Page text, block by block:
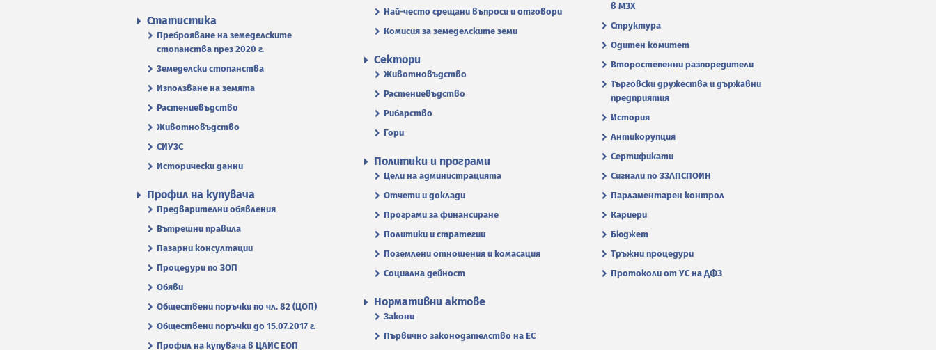
Най-често срещани въпроси и отговори
Комисия за земеделските земи
в МЗХ
Структура
Одитен комитет
Второстепенни разпоредители
Търговски дружества и държавни
предприятия
История
Антикорупция
Сертификати
Сигнали по ЗЗЛПСПОИН
Парламентарен контрол
Кариери
Бюджет
Тръжни процедури
Протоколи от УС на ДФЗ
Статистика
Преброяване на земеделските
стопанства през 2020 г.
Земеделски стопанства
Използване на земята
Растениевъдство
Животновъдство
СИУЗС
Исторически данни
Сектори
Животновъдство
Растениевъдство
Рибарство
Гори
Политики и програми
Цели на администрацията
Отчети и доклади
Програми за финансиране
Политики и стратегии
Поземлени отношения и комасация
Социална дейност
Профил на купувача
Предварителни обявления
Вътрешни правила
Пазарни консултации
Процедури по ЗОП
Обяви
Обществени поръчки по чл. 82 (ЦОП)
Обществени поръчки до 15.07.2017 г.
Профил на купувача в ЦАИС ЕОП
Нормативни актове
Закони
Първично законодателство на ЕС